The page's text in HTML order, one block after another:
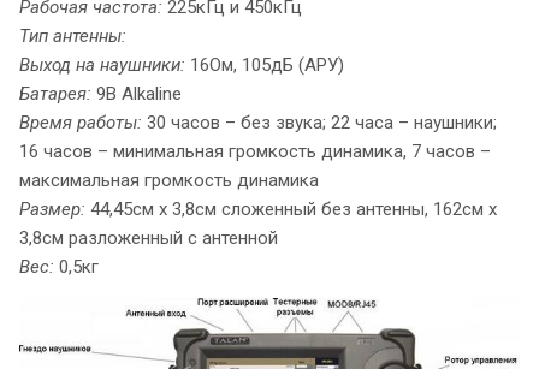
Рабочая частота: 225кГц и 450кГц
Тип антенны:
Выход на наушники: 16Ом, 105дБ (АРУ)
Батарея: 9В Alkaline
Время работы: 30 часов – без звука; 22 часа – наушники;
16 часов – минимальная громкость динамика, 7 часов –
максимальная громкость динамика
Размер: 44,45см х 3,8см сложенный без антенны, 162см х
3,8см разложенный с антенной
Вес: 0,5кг